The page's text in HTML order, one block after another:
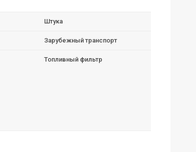
Штука
Зарубежный транспорт
Топливный фильтр